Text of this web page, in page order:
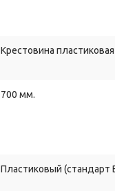
Крестовина
700 мм.
Пластиковый (стандарт